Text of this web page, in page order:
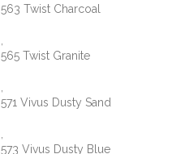
563 Twist Charcoal
565 Twist Granite
571 Vivus Dusty Sand
573 Vivus Dusty Blue